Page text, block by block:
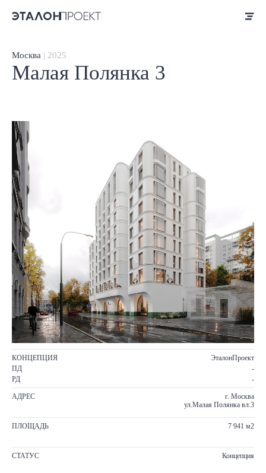
Москва | 2025
Малая Полянка 3
КОНЦЕПЦИЯ
ЭталонПроект
ПД
-
РД
-
АДРЕС
г. Москва
ул.Малая Полянка вл.3
ПЛОЩАДЬ 7 941 м2
СТАТУС Концепция